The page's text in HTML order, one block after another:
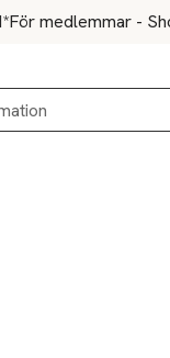
För medlemmar -